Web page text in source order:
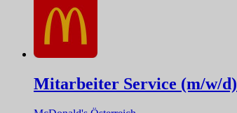
Mitarbeiter Service (m/w/d)